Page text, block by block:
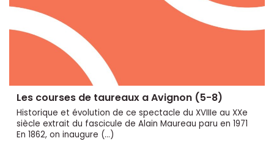
Les courses de taureaux a Avignon (5-8)
Historique et évolution de ce spectacle du XVIIIe au XXe
siècle extrait du fascicule de Alain Maureau paru en 1971
En 1862, on inaugure (…)